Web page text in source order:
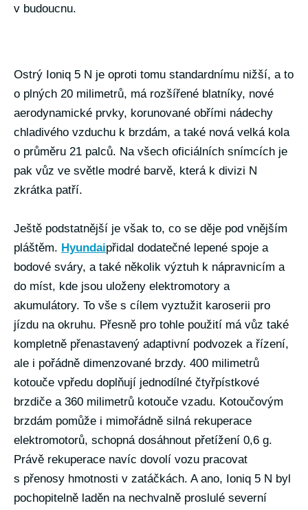
v budoucnu.
Ostrý Ioniq 5 N je oproti tomu standardnímu nižší, a to
o plných 20 milimetrů, má rozšířené blatníky, nové
aerodynamické prvky, korunované obřími nádechy
chladivého vzduchu k brzdám, a také nová velká kola
o průměru 21 palců. Na všech oficiálních snímcích je
pak vůz ve světle modré barvě, která k divizi N
zkrátka patří.
Ještě podstatnější je však to, co se děje pod vnějším
pláštěm. Hyundaipřidal dodatečné lepené spoje a
bodové sváry, a také několik výztuh k nápravnicím a
do míst, kde jsou uloženy elektromotory a
akumulátory. To vše s cílem vyztužit karoserii pro
jízdu na okruhu. Přesně pro tohle použití má vůz také
kompletně přenastavený adaptivní podvozek a řízení,
ale i pořádně dimenzované brzdy. 400 milimetrů
kotouče vpředu doplňují jednodílné čtyřpístkové
brzdiče a 360 milimetrů kotouče vzadu. Kotoučovým
brzdám pomůže i mimořádně silná rekuperace
elektromotorů, schopná dosáhnout přetížení 0,6 g.
Právě rekuperace navíc dovolí vozu pracovat
s přenosy hmotnosti v zatáčkách. A ano, Ioniq 5 N byl
pochopitelně laděn na nechvalně proslulé severní